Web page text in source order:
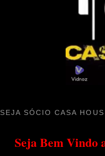
SEJA SÓCIO CASA
Seja Bem Vindo